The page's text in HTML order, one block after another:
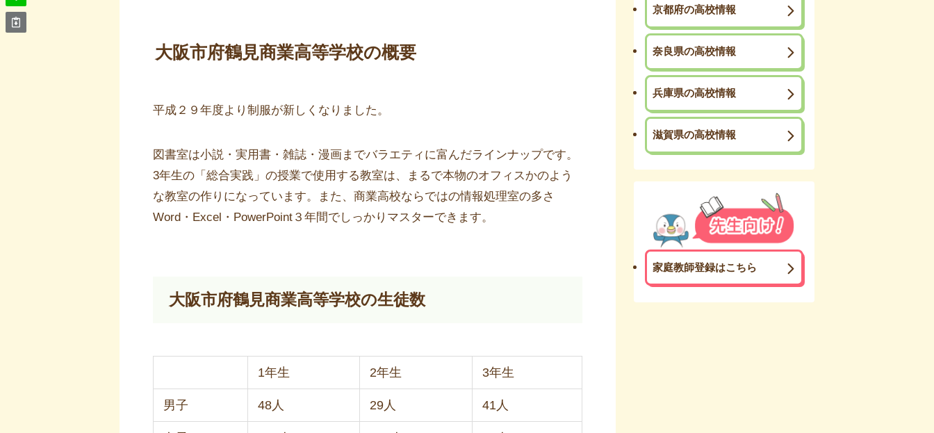
大阪市府鶴見商業高等学校の概要
平成２９年度より制服が新しくなりました。
図書室は小説・実用書・雑誌・漫画までバラエティに富んだラインナップです。
3年生の「総合実践」の授業で使用する教室は、まるで本物のオフィスかのよう
な教室の作りになっています。また、商業高校ならではの情報処理室の多さ
Word・Excel・PowerPoint３年間でしっかりマスターできます。
大阪市府鶴見商業高等学校の生徒数
1年生 2年生 3年生
男子 48人 29人 41人
京都府の高校情報
奈良県の高校情報
兵庫県の高校情報
滋賀県の高校情報
家庭教師登録はこちら